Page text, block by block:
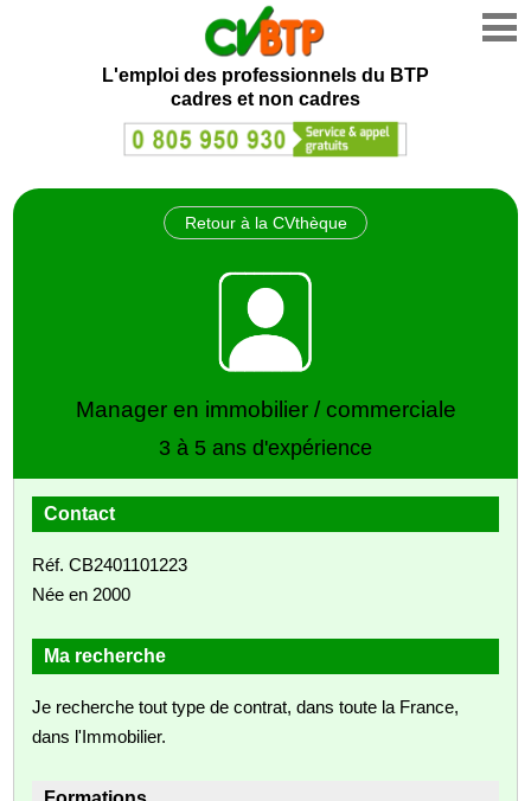
L'emploi des professionnels du BTP
cadres et non cadres
Retour à la CVthèque
Manager en immobilier / commerciale
3 à 5 ans d'expérience
Contact
Réf. CB2401101223
Née en 2000
Ma recherche
Je recherche tout type de contrat, dans toute la France,
dans l'Immobilier.